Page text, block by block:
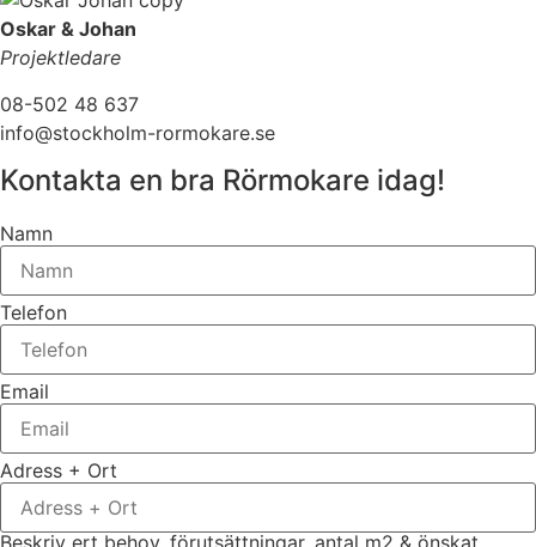
Oskar & Johan
Projektledare
08-502 48 637
info@stockholm-rormokare.se
Kontakta en bra Rörmokare idag!
Namn
Telefon
Email
Adress + Ort